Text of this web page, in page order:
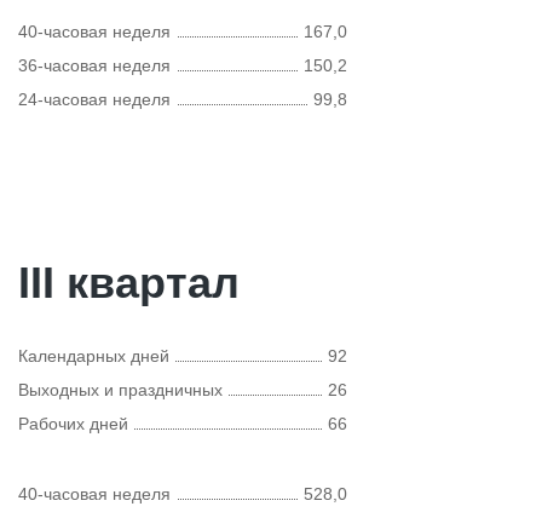
40-часовая неделя
167,0
36-часовая неделя
150,2
24-часовая неделя
99,8
III квартал
Календарных дней
92
Выходных и праздничных
26
Рабочих дней
66
40-часовая неделя 528,0